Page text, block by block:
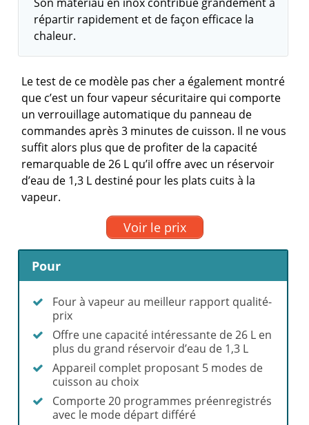
répartir rapidement et de façon efficace la
chaleur.
Le test de ce modèle pas cher a également montré
que c’est un four vapeur sécuritaire qui comporte
un verrouillage automatique du panneau de
commandes après 3 minutes de cuisson. Il ne vous
suffit alors plus que de profiter de la capacité
remarquable de 26 L qu’il offre avec un réservoir
d’eau de 1,3 L destiné pour les plats cuits à la
vapeur.
Voir le prix
Pour
Four à vapeur au meilleur rapport qualité-
prix
Offre une capacité intéressante de 26 L en
plus du grand réservoir d’eau de 1,3 L
Appareil complet proposant 5 modes de
cuisson au choix
Comporte 20 programmes préenregistrés
avec le mode départ différé